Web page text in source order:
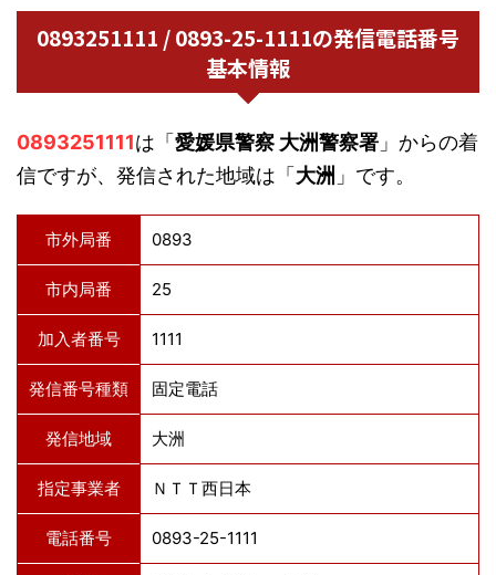
0893251111 / 0893-25-1111の発信電話番号
基本情報
0893251111は「愛媛県警察 大洲警察署 」からの着
信ですが、発信された地域は「大洲 」です。
市外局番 0893
市内局番 25
加入者番号 1111
発信番号種類 固定電話
発信地域 大洲
指定事業者 ＮＴＴ西日本
電話番号 0893-25-1111